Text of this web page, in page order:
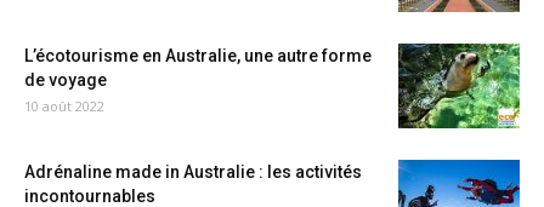
L’écotourisme en Australie, une autre forme
de voyage
10 août 2022
Adrénaline made in Australie : les activités
incontournables